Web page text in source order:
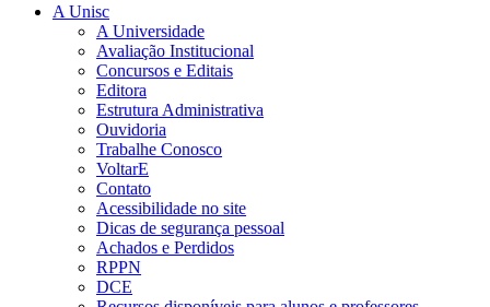
A Unisc
A Universidade
Avaliação Institucional
Concursos e Editais
Editora
Estrutura Administrativa
Ouvidoria
Trabalhe Conosco
VoltarE
Contato
Acessibilidade no site
Dicas de segurança pessoal
Achados e Perdidos
RPPN
DCE